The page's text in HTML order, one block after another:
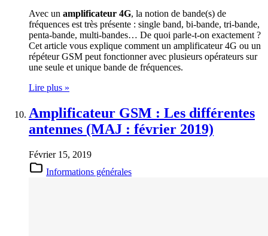
Avec un amplificateur 4G, la notion de bande(s) de
fréquences est très présente : single band, bi-bande, tri-bande,
penta-bande, multi-bandes… De quoi parle-t-on exactement ?
Cet article vous explique comment un amplificateur 4G ou un
répéteur GSM peut fonctionner avec plusieurs opérateurs sur
une seule et unique bande de fréquences.
Lire plus »
Amplificateur GSM : Les différentes
antennes (MAJ : février 2019)
Février 15, 2019
Informations générales